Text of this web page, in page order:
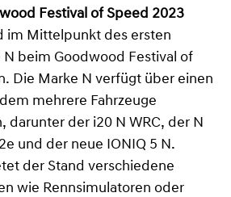
Festival of Speed 2023
im Mittelpunkt des ersten
beim Goodwood Festival of
Die Marke N verfügt über einen
mehrere Fahrzeuge
darunter der i20 N WRC, der N
und der neue IONIQ 5 N.
der Stand verschiedene
wie Rennsimulatoren oder